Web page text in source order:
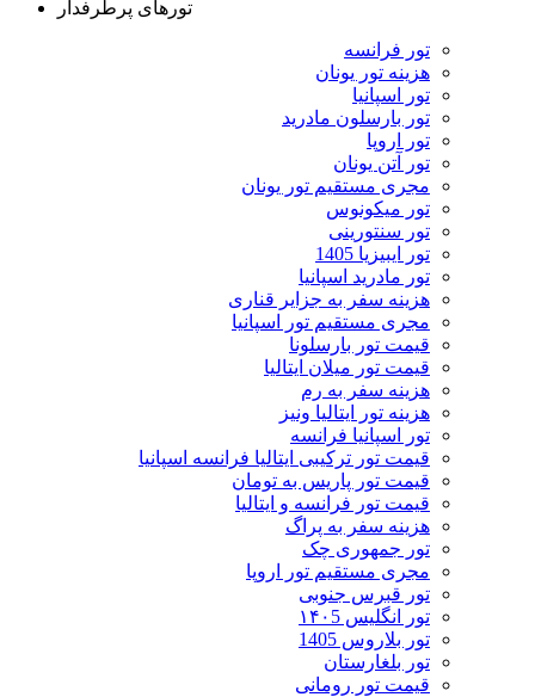
تورهای پرطرفدار
تور فرانسه
هزینه تور یونان
تور اسپانیا
تور بارسلون مادرید
تور اروپا
تور آتن یونان
مجری مستقیم تور یونان
تور میکونوس
تور سنتورینی
تور ایبیزیا 1405
تور مادرید اسپانیا
هزینه سفر به جزایر قناری
مجری مستقیم تور اسپانیا
قیمت تور بارسلونا
قیمت تور میلان ایتالیا
هزینه سفر به رم
هزینه تور ایتالیا ونیز
تور اسپانیا فرانسه
قیمت تور ترکیبی ایتالیا فرانسه اسپانیا
قیمت تور پاریس به تومان
قیمت تور فرانسه و ایتالیا
هزینه سفر به پراگ
تور جمهوری چک
مجری مستقیم تور اروپا
تور قبرس جنوبی
تور انگلیس ۱۴۰5
تور بلاروس 1405
تور بلغارستان
قیمت تور رومانی